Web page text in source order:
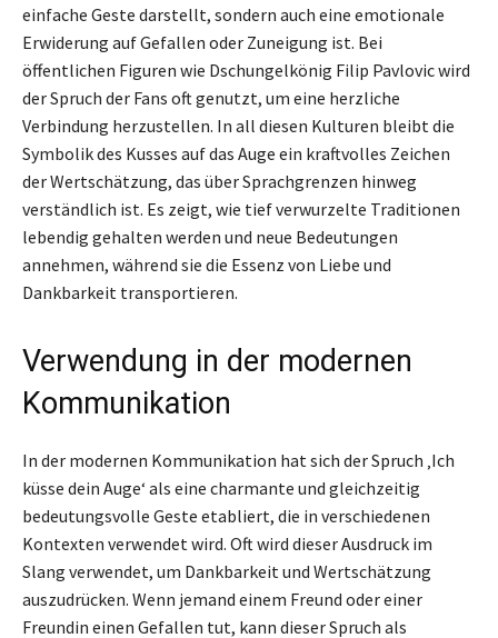
einfache Geste darstellt, sondern auch eine emotionale
Erwiderung auf Gefallen oder Zuneigung ist. Bei
öffentlichen Figuren wie Dschungelkönig Filip Pavlovic wird
der Spruch der Fans oft genutzt, um eine herzliche
Verbindung herzustellen. In all diesen Kulturen bleibt die
Symbolik des Kusses auf das Auge ein kraftvolles Zeichen
der Wertschätzung, das über Sprachgrenzen hinweg
verständlich ist. Es zeigt, wie tief verwurzelte Traditionen
lebendig gehalten werden und neue Bedeutungen
annehmen, während sie die Essenz von Liebe und
Dankbarkeit transportieren.
Verwendung in der modernen
Kommunikation
In der modernen Kommunikation hat sich der Spruch ‚Ich
küsse dein Auge‘ als eine charmante und gleichzeitig
bedeutungsvolle Geste etabliert, die in verschiedenen
Kontexten verwendet wird. Oft wird dieser Ausdruck im
Slang verwendet, um Dankbarkeit und Wertschätzung
auszudrücken. Wenn jemand einem Freund oder einer
Freundin einen Gefallen tut, kann dieser Spruch als